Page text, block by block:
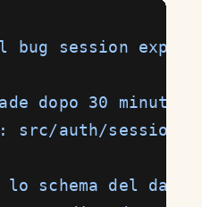
bug session
dopo 30
auth/
lo schema del